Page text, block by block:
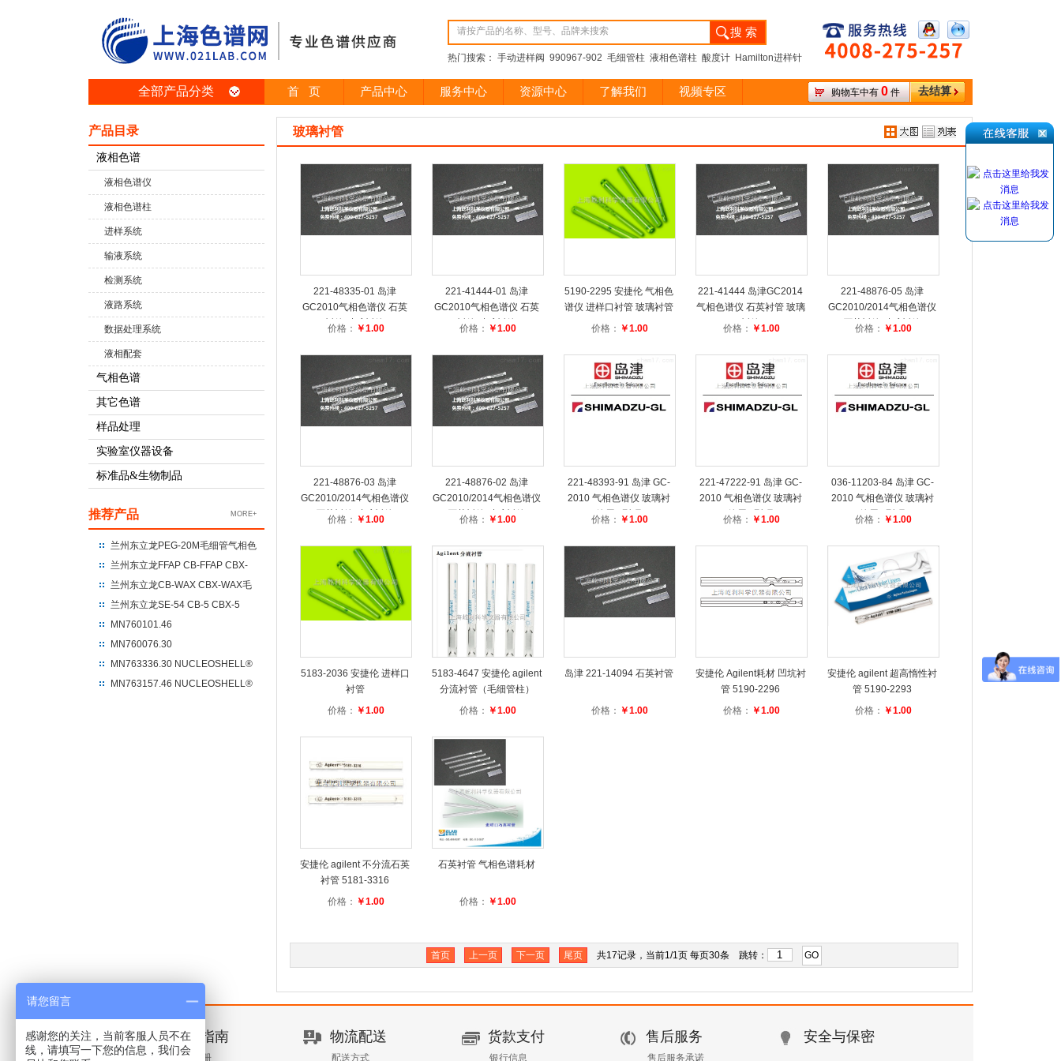
热门搜索： 手动进样阀 990967-902 毛细管柱 液相色谱柱 酸度计 Hamilton进样针
首 页 产品中心 服务中心 资源中心 了解我们 视频专区
全部产品分类 购物车中有 0 件 去结算
产品目录
液相色谱
液相色谱仪
液相色谱柱
进样系统
输液系统
检测系统
液路系统
数据处理系统
液相配套
气相色谱
其它色谱
样品处理
实验室仪器设备
标准品&生物制品
推荐产品 MORE+
兰州东立龙PEG-20M毛细管气相色
谱柱 聚乙二醇-20M
兰州东立龙FFAP CB-FFAP CBX-
FFAP毛细管气相色谱柱 100%硝基
兰州东立龙CB-WAX CBX-WAX毛
细管气相色谱柱 100%聚乙二醇
兰州东立龙SE-54 CB-5 CBX-5
CBX-5ms毛细管气相色谱柱 %苯
MN760101.46
NUCLEODUR®C18 Gravity
MN760076.30
NUCLEODUR®C18 Gravity
MN763336.30 NUCLEOSHELL®
HILIC 150*3.0*2.7
MN763157.46 NUCLEOSHELL®
玻璃衬管
221-48335-01 岛津
GC2010气相色谱仪 石英
衬管 玻璃衬管
价格： ￥1.00
221-41444-01 岛津
GC2010气相色谱仪 石英
衬管 玻璃衬管
价格： ￥1.00
5190-2295 安捷伦 气相色
谱仪 进样口衬管 玻璃衬管
价格： ￥1.00
221-41444 岛津GC2014
气相色谱仪 石英衬管 玻璃
衬管
价格： ￥1.00
221-48876-05 岛津
GC2010/2014气相色谱仪
石英衬管 玻璃衬管
价格： ￥1.00
221-48876-03 岛津
GC2010/2014气相色谱仪
石英衬管 玻璃衬管
价格： ￥1.00
221-48876-02 岛津
GC2010/2014气相色谱仪
石英衬管 玻璃衬管
价格： ￥1.00
221-48393-91 岛津 GC-
2010 气相色谱仪 玻璃衬
管用O型环
价格： ￥1.00
221-47222-91 岛津 GC-
2010 气相色谱仪 玻璃衬
管用O型环
价格： ￥1.00
036-11203-84 岛津 GC-
2010 气相色谱仪 玻璃衬
管用O型环
价格： ￥1.00
5183-2036 安捷伦 进样口
衬管
价格： ￥1.00
5183-4647 安捷伦 agilent
分流衬管（毛细管柱）
价格： ￥1.00
岛津 221-14094 石英衬管
价格： ￥1.00
安捷伦 Agilent耗材 凹坑衬
管 5190-2296
价格： ￥1.00
安捷伦 agilent 超高惰性衬
管 5190-2293
价格： ￥1.00
安捷伦 agilent 不分流石英
衬管 5181-3316
价格： ￥1.00
石英衬管 气相色谱耗材
价格： ￥1.00
首页 上一页 下一页 尾页 共17记录，当前1/1页 每页30条 跳转： GO
新手指南
客户注册
物流配送
配送方式
货款支付
银行信息
售后服务
售后服务承诺
安全与保密
请您留言
感谢您的关注，当前客服人员不在
线，请填写一下您的信息，我们会